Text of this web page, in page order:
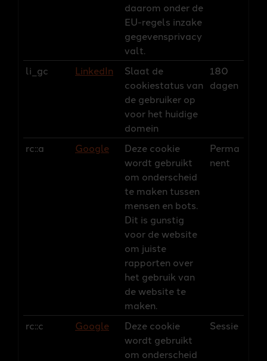
daarom onder de
EU-regels inzake
gegevensprivacy
valt.
li_gc LinkedIn
Slaat de
cookiestatus van
de gebruiker op
voor het huidige
domein
180
dagen
rc::a Google
Deze cookie
wordt gebruikt
om onderscheid
te maken tussen
mensen en bots.
Dit is gunstig
voor de website
om juiste
rapporten over
het gebruik van
de website te
maken.
Perma
nent
rc::c Google
Deze cookie
wordt gebruikt
om onderscheid
Sessie